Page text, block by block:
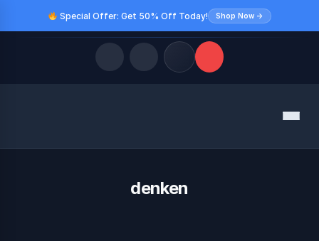
Special Offer: Get 50% Off Today! Shop Now →
Menu
denken